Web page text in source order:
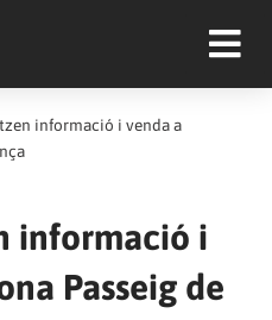
informació i venda a
informació i
Passeig de